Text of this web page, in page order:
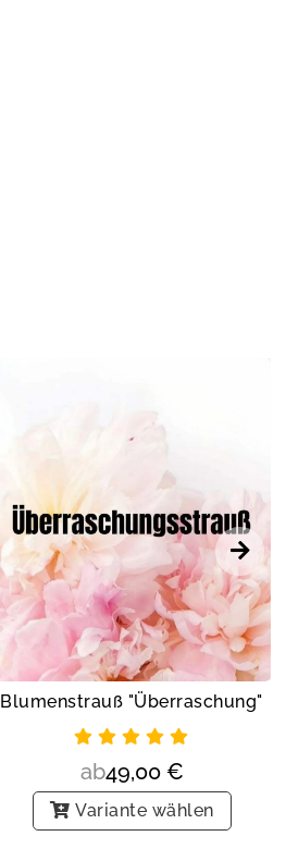
Blumenstrauß "Überraschung"
ab49,00 €
Variante wählen